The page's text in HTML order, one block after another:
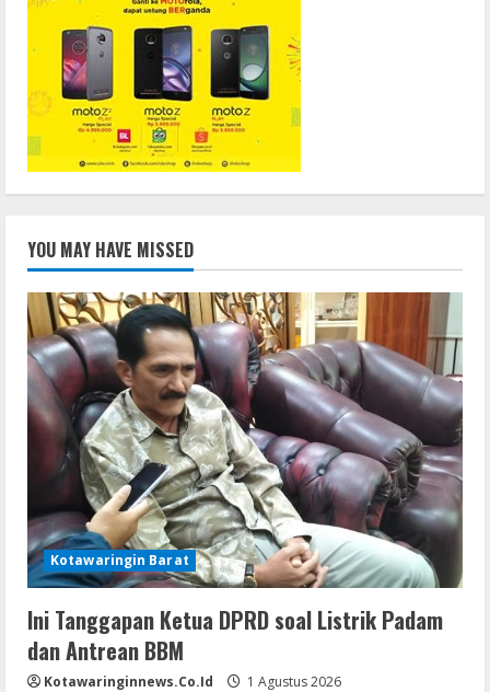
YOU MAY HAVE MISSED
Kotawaringin Barat
Ini Tanggapan Ketua DPRD soal Listrik Padam
dan Antrean BBM
Kotawaringinnews.co.id 1 Agustus 2026